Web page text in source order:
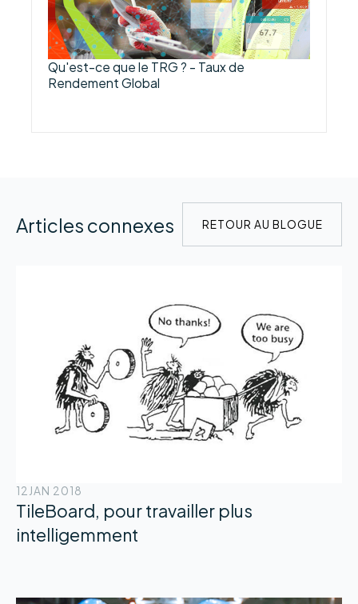
Qu'est-ce que le TRG ? - Taux de
Rendement Global
Articles connexes RETOUR AU BLOGUE
12 JAN 2018
TileBoard, pour travailler plus
intelligemment